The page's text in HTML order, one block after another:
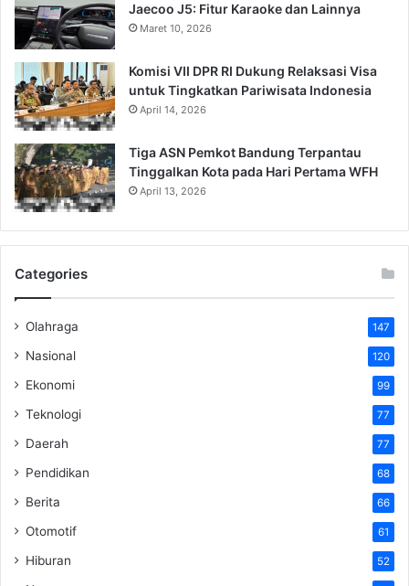
Jaecoo J5: Fitur Karaoke dan Lainnya
Maret 10, 2026
Komisi VII DPR RI Dukung Relaksasi Visa
untuk Tingkatkan Pariwisata Indonesia
April 14, 2026
Tiga ASN Pemkot Bandung Terpantau
Tinggalkan Kota pada Hari Pertama WFH
April 13, 2026
Categories
Olahraga 147
Nasional 120
Ekonomi 99
Teknologi 77
Daerah 77
Pendidikan 68
Berita 66
Otomotif 61
Hiburan 52